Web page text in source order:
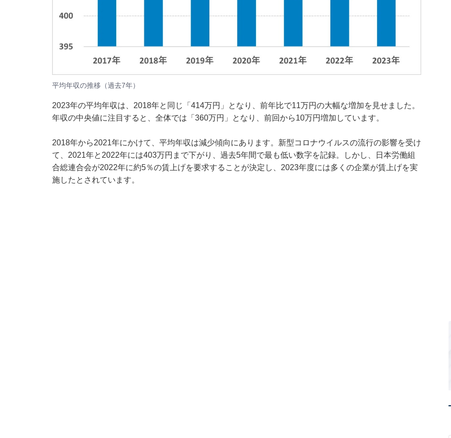
平均年収の推移（過去7年）
2023年の平均年収は、2018年と同じ「414万円」となり、前年比で11万円の大幅な増加を見せました。
年収の中央値に注目すると、全体では「360万円」となり、前回から10万円増加しています。
2018年から2021年にかけて、平均年収は減少傾向にあります。新型コロナウイルスの流行の影響を受け
て、2021年と2022年には403万円まで下がり、過去5年間で最も低い数字を記録。しかし、日本労働組
合総連合会が2022年に約5％の賃上げを要求することが決定し、2023年度には多くの企業が賃上げを実
施したとされています。